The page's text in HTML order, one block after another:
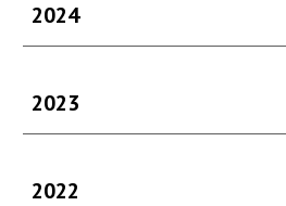
2024
2023
2022